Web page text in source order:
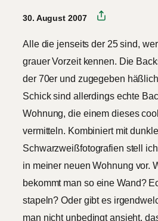
30. August 2007
Alle die jenseits der 25 sind,
grauer Vorzeit kennen. Die
der 70er und zugegeben
Schick sind allerdings echte
Wohnung, die einem dieses
vermitteln. Kombiniert mit
Schwarzweißfotografien stell
in meiner neuen Wohnung vor.
bekommt man so eine Wand?
stapeln? Oder gibt es
man nicht unbedingt ansieht,